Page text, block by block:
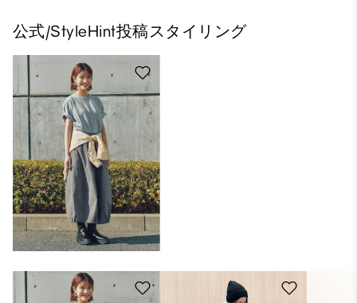
公式/StyleHint投稿スタイリング